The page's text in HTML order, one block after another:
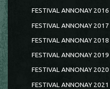
FESTIVAL ANNONAY 2016
FESTIVAL ANNONAY 2017
FESTIVAL ANNONAY 2018
FESTIVAL ANNONAY 2019
FESTIVAL ANNONAY 2020
FESTIVAL ANNONAY 2021